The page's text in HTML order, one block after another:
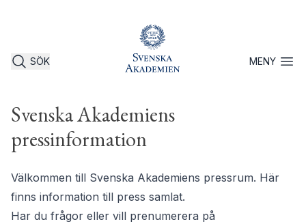
SÖK MENYÖppna
Svenska Akademiens
pressinformation
Välkommen till Svenska Akademiens pressrum. Här
finns information till press samlat.
Har du frågor eller vill prenumerera på